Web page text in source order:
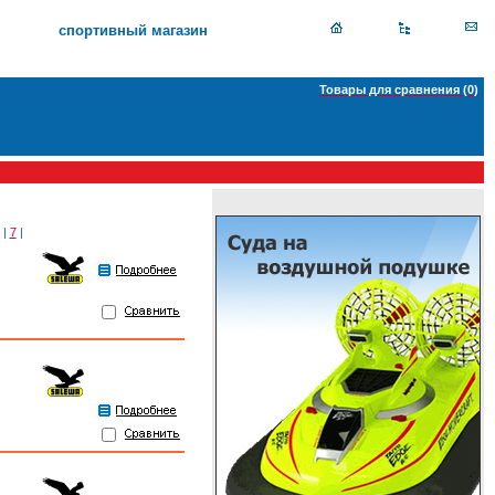
спортивный магазин
Товары для сравнения (0)
| 7|